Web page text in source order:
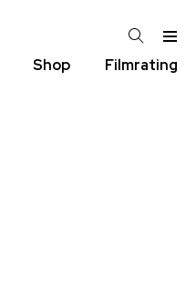
Shop Filmrating